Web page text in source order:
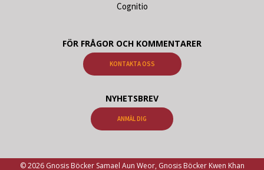
Cognitio
FÖR FRÅGOR OCH KOMMENTARER
KONTAKTA OSS
NYHETSBREV
ANMÄL DIG
© 2026 Gnosis Böcker Samael Aun Weor, Gnosis Böcker Kwen Khan